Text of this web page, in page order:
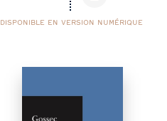
DISPONIBLE EN VERSION NUMÉRIQUE